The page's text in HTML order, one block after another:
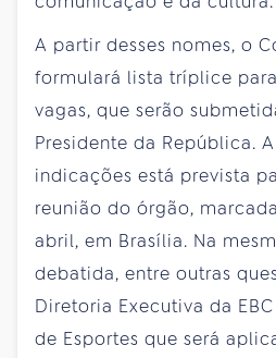
A partir desses nomes, o
formulará lista tríplice
vagas, que serão
Presidente da República.
indicações está prevista
reunião do órgão,
abril, em Brasília. Na
debatida, entre outras
Diretoria Executiva da
de Esportes que será